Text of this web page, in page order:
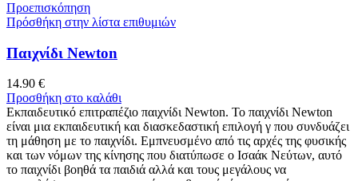
Προεπισκόπηση
Πρόσθήκη στην λίστα επιθυμιών
Παιχνίδι Newton
14.90 €
Προσθήκη στο καλάθι
Εκπαιδευτικό επιτραπέζιο παιχνίδι Newton. Το παιχνίδι Newton
είναι μια εκπαιδευτική και διασκεδαστική επιλογή γ που συνδυάζει
τη μάθηση με το παιχνίδι. Εμπνευσμένο από τις αρχές της φυσικής
και των νόμων της κίνησης που διατύπωσε ο Ισαάκ Νεύτων, αυτό
το παιχνίδι βοηθά τα παιδιά αλλά και τους μεγάλους να